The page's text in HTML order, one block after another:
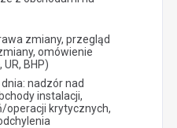
zmiany, przegląd
omówienie
BHP)
nadzór nad
instalacji,
operacji krytycznych,